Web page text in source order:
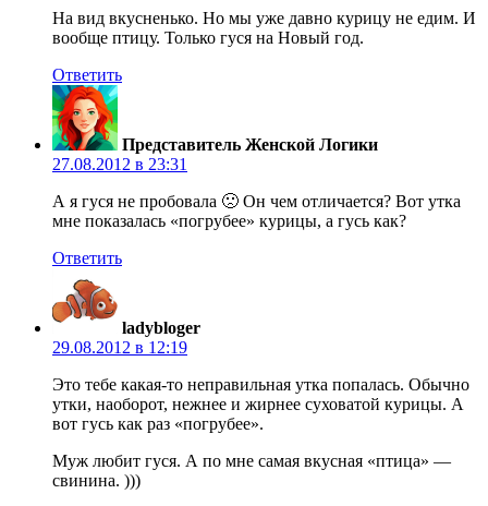
На вид вкусненько. Но мы уже давно курицу не едим. И
вообще птицу. Только гуся на Новый год.
Ответить
Представитель Женской Логики
27.08.2012 в 23:31
А я гуся не пробовала 🙁 Он чем отличается? Вот утка
мне показалась «погрубее» курицы, а гусь как?
Ответить
ladybloger
29.08.2012 в 12:19
Это тебе какая-то неправильная утка попалась. Обычно
утки, наоборот, нежнее и жирнее суховатой курицы. А
вот гусь как раз «погрубее».
Муж любит гуся. А по мне самая вкусная «птица» —
свинина. )))